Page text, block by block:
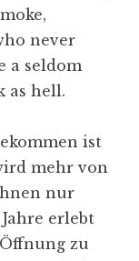
never
a seldom
as hell.
ist
mehr von
nur
erlebt
zu